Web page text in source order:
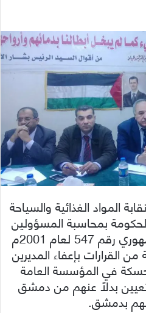
المواد الغذائية والسياحة
بمحاسبة المسؤولين
عن مخالفة المرسوم الجمهوري رقم 547 لعام 2001م
القرارات بإعفاء المديرين
في المؤسسة العامة
بدلاً عنهم من دمشق
بدمشق.